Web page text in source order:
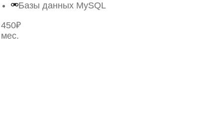
Базы данных MySQL
450₽
мес.